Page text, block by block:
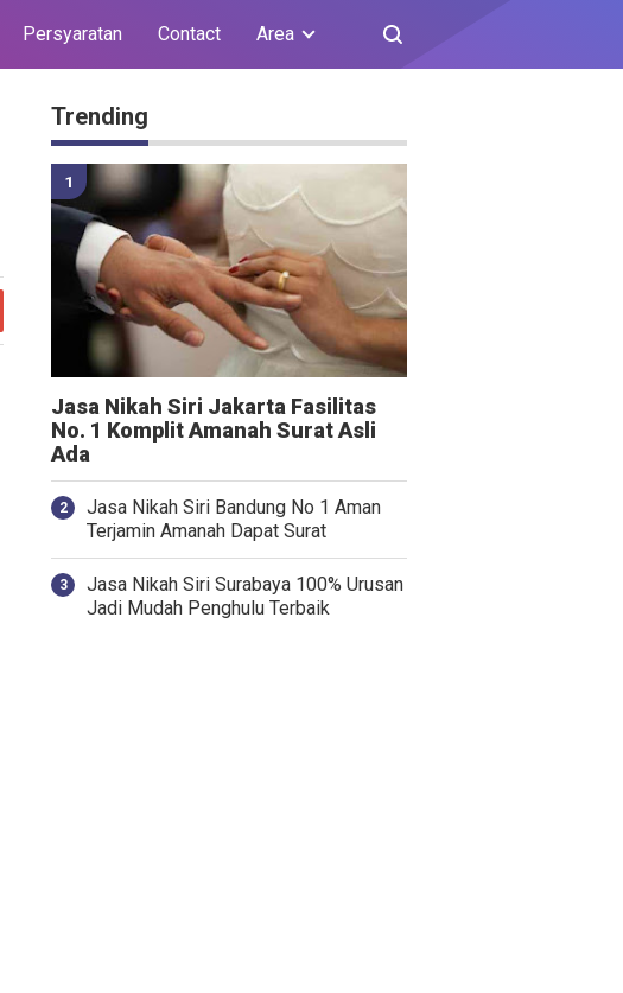
Persyaratan Contact Area
Trending
Jasa Nikah Siri Jakarta Fasilitas
No. 1 Komplit Amanah Surat Asli
Ada
Jasa Nikah Siri Bandung No 1 Aman
Terjamin Amanah Dapat Surat
Jasa Nikah Siri Surabaya 100% Urusan
Jadi Mudah Penghulu Terbaik